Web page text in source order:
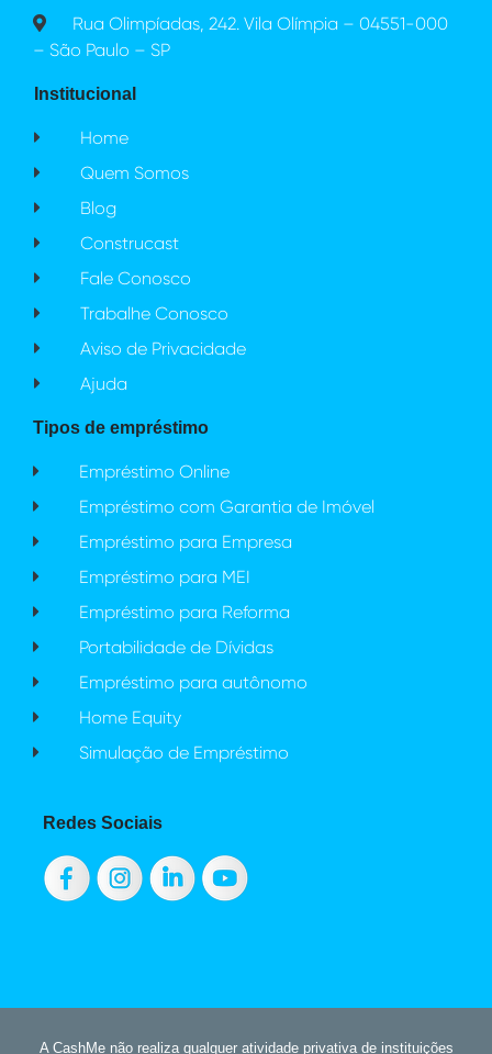
Rua Olimpíadas, 242. Vila Olímpia – 04551-000
– São Paulo – SP
Institucional
Home
Quem Somos
Blog
Construcast
Fale Conosco
Trabalhe Conosco
Aviso de Privacidade
Ajuda
Tipos de empréstimo
Empréstimo Online
Empréstimo com Garantia de Imóvel
Empréstimo para Empresa
Empréstimo para MEI
Empréstimo para Reforma
Portabilidade de Dívidas
Empréstimo para autônomo
Home Equity
Simulação de Empréstimo
Redes Sociais
A CashMe não realiza qualquer atividade privativa de instituições